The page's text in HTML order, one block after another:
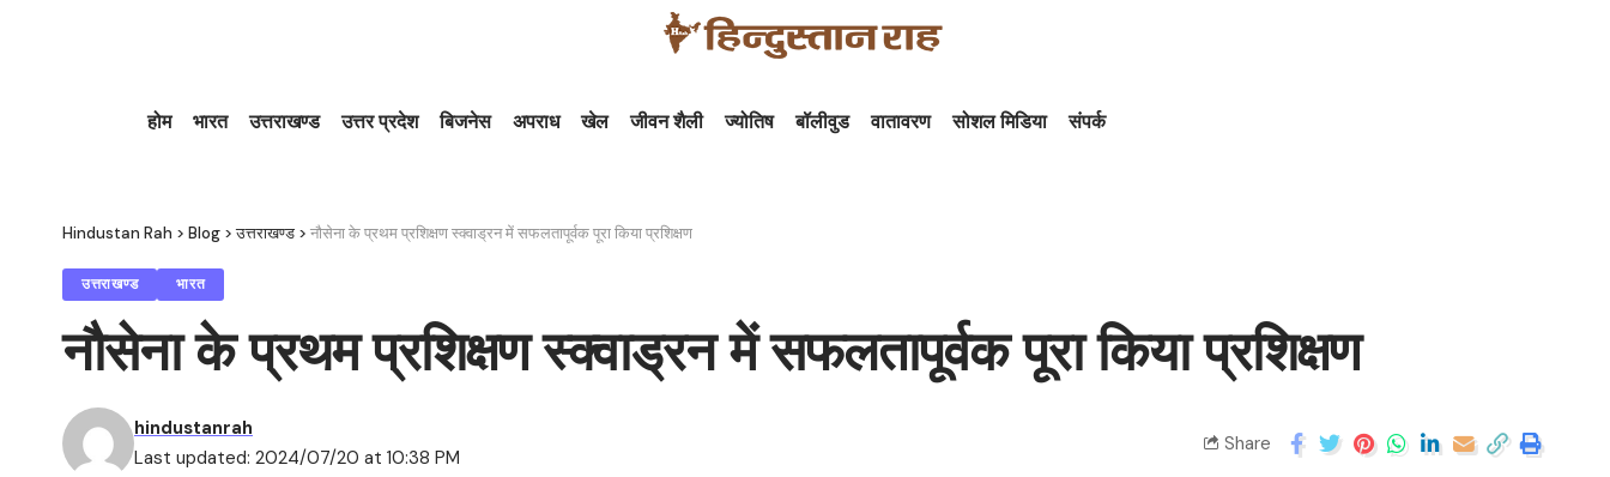
होम भारत उत्तराखण्ड उत्तर प्रदेश बिजनेस अपराध खेल जीवन शैली ज्योतिष बॉलीवुड वातावरण सोशल मिडिया संपर्क
Hindustan Rah > Blog >उत्तराखण्ड > नौसेना के प्रथम प्रशिक्षण स्क्वाड्रन में सफलतापूर्वक पूरा किया प्रशिक्षण
उत्तराखण्ड भारत
नौसेना के प्रथम प्रशिक्षण स्क्वाड्रन में सफलतापूर्वक पूरा किया प्रशिक्षण
Last updated: 2024/07/20 at 10:38 PM
hindustanrah
Share